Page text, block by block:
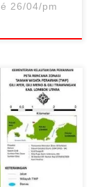
26/04/pm
dernier
d’entrée
Montant
plongeur.
à